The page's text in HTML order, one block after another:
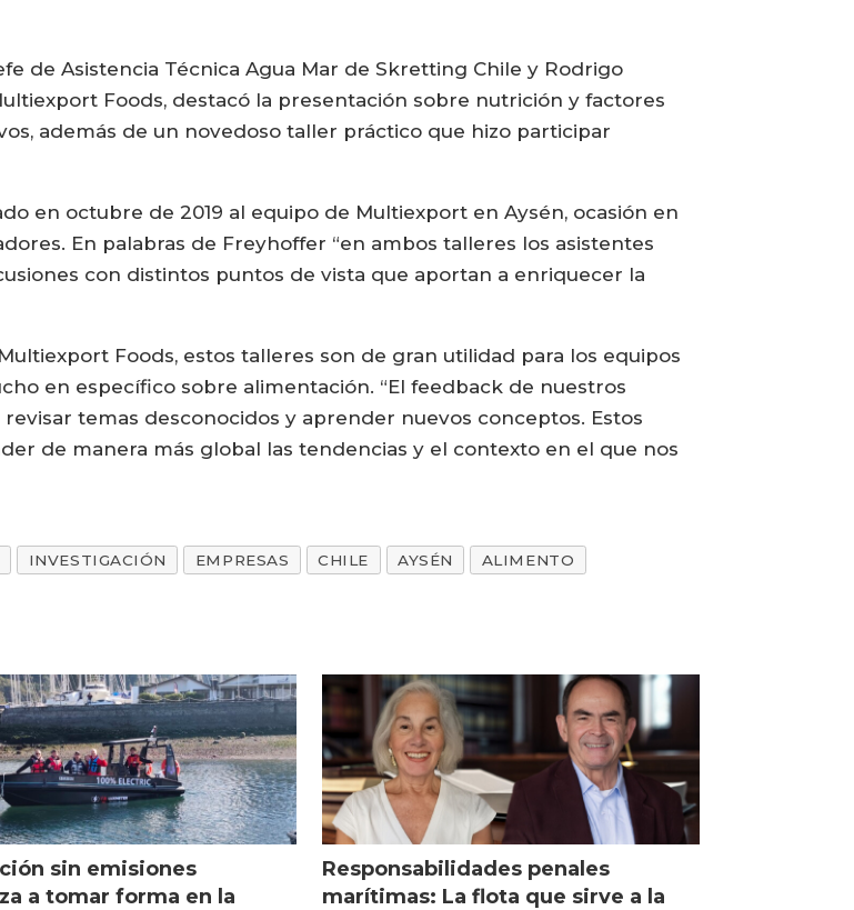
de Asistencia Técnica Agua Mar de Skretting Chile y Rodrigo
Foods, destacó la presentación sobre nutrición y factores
además de un novedoso taller práctico que hizo participar
en octubre de 2019 al equipo de Multiexport en Aysén, ocasión en
En palabras de Freyhoffer “en ambos talleres los asistentes
con distintos puntos de vista que aportan a enriquecer la
Foods, estos talleres son de gran utilidad para los equipos
en específico sobre alimentación. “El feedback de nuestros
temas desconocidos y aprender nuevos conceptos. Estos
de manera más global las tendencias y el contexto en el que nos
INVESTIGACIÓN EMPRESAS CHILE AYSÉN
ALIMENTO
sin emisiones
a tomar forma en la
Responsabilidades penales
marítimas: La flota que sirve a la